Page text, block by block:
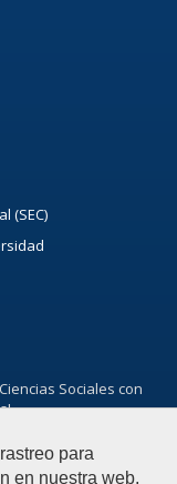
para
en nuestra web,
(SEC)
Sociales con